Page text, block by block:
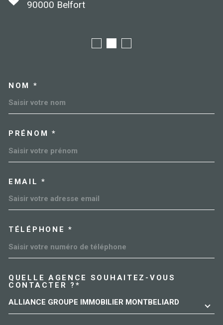
90000
Belfort
NOM *
PRÉNOM *
EMAIL *
TÉLÉPHONE *
QUELLE AGENCE SOUHAITEZ-VOUS
CONTACTER ?*
ALLIANCE GROUPE IMMOBILIER MONTBELIARD